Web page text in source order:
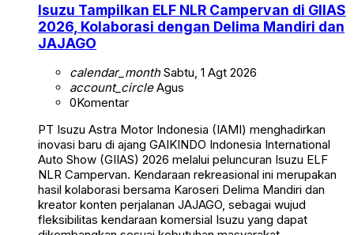
Isuzu Tampilkan ELF NLR Campervan di GIIAS
2026, Kolaborasi dengan Delima Mandiri dan
JAJAGO
calendar_monthSabtu, 1 Agt 2026
account_circleAgus
0Komentar
PT Isuzu Astra Motor Indonesia (IAMI) menghadirkan
inovasi baru di ajang GAIKINDO Indonesia International
Auto Show (GIIAS) 2026 melalui peluncuran Isuzu ELF
NLR Campervan. Kendaraan rekreasional ini merupakan
hasil kolaborasi bersama Karoseri Delima Mandiri dan
kreator konten perjalanan JAJAGO, sebagai wujud
fleksibilitas kendaraan komersial Isuzu yang dapat